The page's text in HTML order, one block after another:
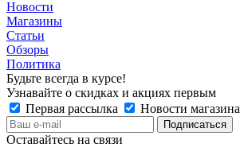
Новости
Магазины
Статьи
Обзоры
Политика
Будьте всегда в курсе!
Узнавайте о скидках и акциях первым
Первая рассылка
Новости магазина
Оставайтесь на связи